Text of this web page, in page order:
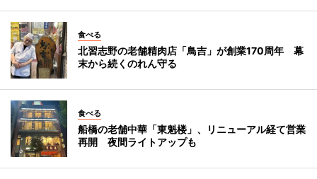
食べる
北習志野の老舗精肉店「鳥吉」が創業170周年 幕
末から続くのれん守る
食べる
船橋の老舗中華「東魁楼」、リニューアル経て営業
再開 夜間ライトアップも